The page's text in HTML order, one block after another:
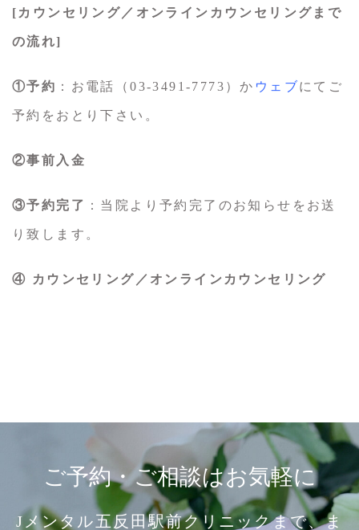
[カウンセリング／オンラインカウンセリングまで
の流れ]
①予約 ：お電話（03-3491-7773）か ウェブにてご
予約をおとり下さい。
②事前入金
③予約完了 ：当院より予約完了のお知らせをお送
り致します。
④ カウンセリング／オンラインカウンセリング
ご予約・ご相談はお気軽に
Jメンタル五反田駅前クリニックまで、ま